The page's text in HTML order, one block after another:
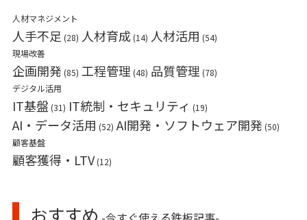
人材マネジメント
人手不足 (28) 人材育成 (14) 人材活用 (54)
現場改善
企画開発 (85) 工程管理 (48) 品質管理 (78)
デジタル活用
IT基盤 (31) IT統制・セキュリティ (19)
AI・データ活用 (52) AI開発・ソフトウェア開発 (50)
顧客基盤
顧客獲得・LTV(12)
おすすめ